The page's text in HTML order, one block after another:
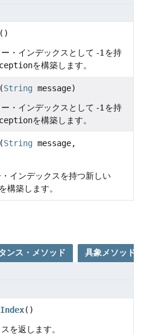
()
・インデックスとして -1を持
を構築します。
(String message)
・インデックスとして -1を持
を構築します。
(String message,
インデックスを持つ新しい
を構築します。
ンス・メソッド 具象メソッド
()
を返します。